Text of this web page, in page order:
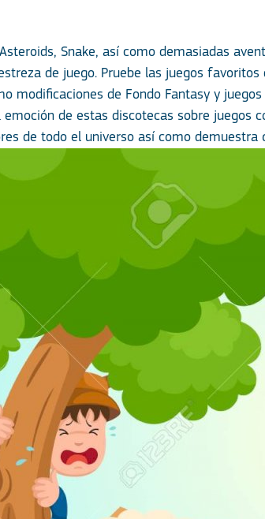
Snake, así­ como demasiadas
de juego. Pruebe las juegos favoritos
modificaciones de Fondo Fantasy y
de estas discotecas sobre juegos
de todo el universo así­ como demuestra